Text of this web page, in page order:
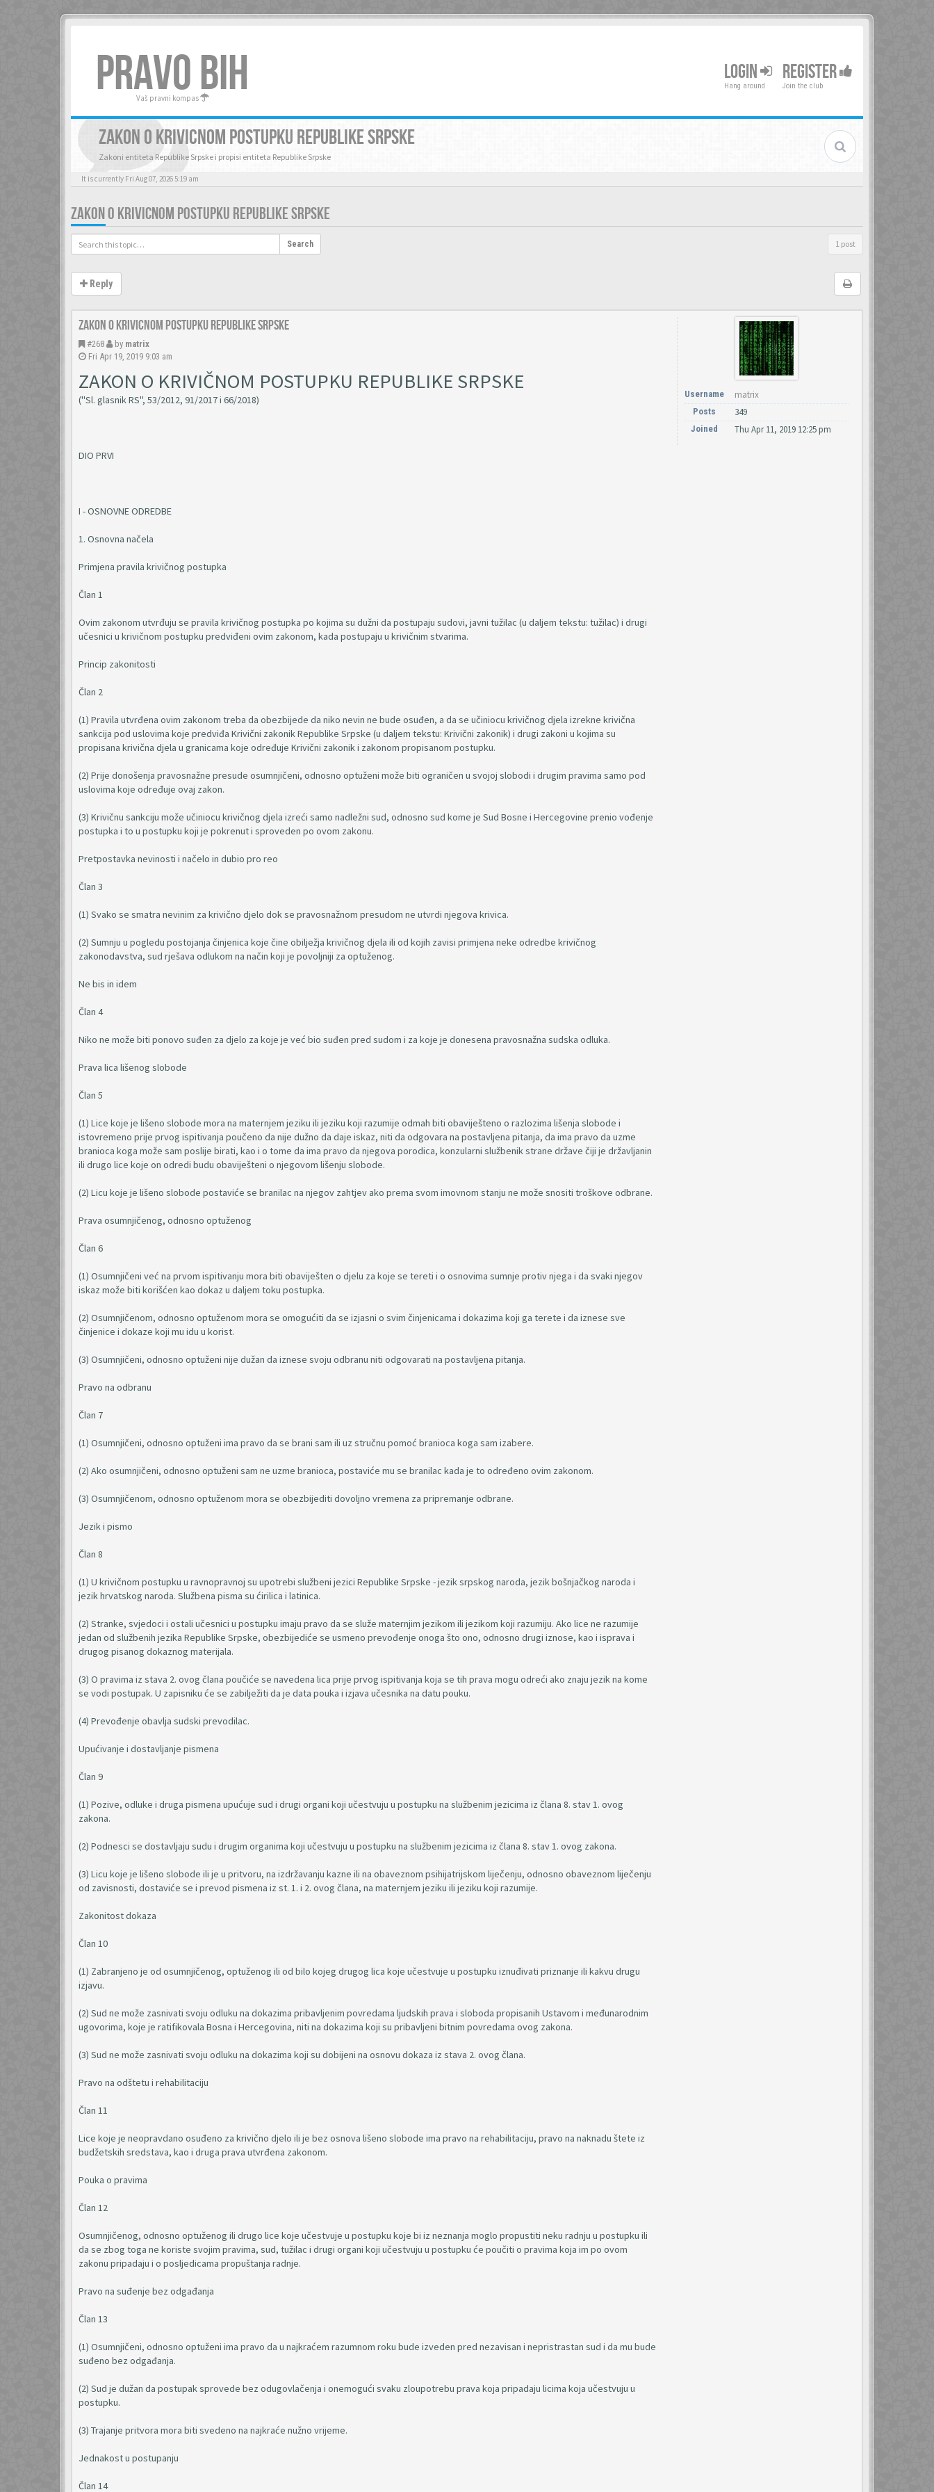
PRAVO BIH
Vaš pravni kompas
LOGIN
Hang around
REGISTER
Join the club
ZAKON O KRIVICNOM POSTUPKU REPUBLIKE SRPSKE
Zakoni entiteta Republike Srpske i propisi entiteta Republike Srpske
It is currently Fri Aug 07, 2026 5:19 am
ZAKON O KRIVICNOM POSTUPKU REPUBLIKE SRPSKE
Search 1 post
Reply
Zakon o krivicnom postupku Republike Srpske
#268 by matrix
Fri Apr 19, 2019 9:03 am
ZAKON O KRIVIČNOM POSTUPKU REPUBLIKE SRPSKE
("Sl. glasnik RS", 53/2012, 91/2017 i 66/2018)
DIO PRVI
I - OSNOVNE ODREDBE
1. Osnovna načela
Primjena pravila krivičnog postupka
Član 1
Ovim zakonom utvrđuju se pravila krivičnog postupka po kojima su dužni da postupaju sudovi, javni tužilac (u daljem tekstu: tužilac) i drugi
učesnici u krivičnom postupku predviđeni ovim zakonom, kada postupaju u krivičnim stvarima.
Princip zakonitosti
Član 2
(1) Pravila utvrđena ovim zakonom treba da obezbijede da niko nevin ne bude osuđen, a da se učiniocu krivičnog djela izrekne krivična
sankcija pod uslovima koje predviđa Krivični zakonik Republike Srpske (u daljem tekstu: Krivični zakonik) i drugi zakoni u kojima su
propisana krivična djela u granicama koje određuje Krivični zakonik i zakonom propisanom postupku.
(2) Prije donošenja pravosnažne presude osumnjičeni, odnosno optuženi može biti ograničen u svojoj slobodi i drugim pravima samo pod
uslovima koje određuje ovaj zakon.
(3) Krivičnu sankciju može učiniocu krivičnog djela izreći samo nadležni sud, odnosno sud kome je Sud Bosne i Hercegovine prenio vođenje
postupka i to u postupku koji je pokrenut i sproveden po ovom zakonu.
Pretpostavka nevinosti i načelo in dubio pro reo
Član 3
(1) Svako se smatra nevinim za krivično djelo dok se pravosnažnom presudom ne utvrdi njegova krivica.
(2) Sumnju u pogledu postojanja činjenica koje čine obilježja krivičnog djela ili od kojih zavisi primjena neke odredbe krivičnog
zakonodavstva, sud rješava odlukom na način koji je povoljniji za optuženog.
Ne bis in idem
Član 4
Niko ne može biti ponovo suđen za djelo za koje je već bio suđen pred sudom i za koje je donesena pravosnažna sudska odluka.
Prava lica lišenog slobode
Član 5
(1) Lice koje je lišeno slobode mora na maternjem jeziku ili jeziku koji razumije odmah biti obaviješteno o razlozima lišenja slobode i
istovremeno prije prvog ispitivanja poučeno da nije dužno da daje iskaz, niti da odgovara na postavljena pitanja, da ima pravo da uzme
branioca koga može sam poslije birati, kao i o tome da ima pravo da njegova porodica, konzularni službenik strane države čiji je državljanin
ili drugo lice koje on odredi budu obaviješteni o njegovom lišenju slobode.
(2) Licu koje je lišeno slobode postaviće se branilac na njegov zahtjev ako prema svom imovnom stanju ne može snositi troškove odbrane.
Prava osumnjičenog, odnosno optuženog
Član 6
(1) Osumnjičeni već na prvom ispitivanju mora biti obaviješten o djelu za koje se tereti i o osnovima sumnje protiv njega i da svaki njegov
iskaz može biti korišćen kao dokaz u daljem toku postupka.
(2) Osumnjičenom, odnosno optuženom mora se omogućiti da se izjasni o svim činjenicama i dokazima koji ga terete i da iznese sve
činjenice i dokaze koji mu idu u korist.
(3) Osumnjičeni, odnosno optuženi nije dužan da iznese svoju odbranu niti odgovarati na postavljena pitanja.
Pravo na odbranu
Član 7
(1) Osumnjičeni, odnosno optuženi ima pravo da se brani sam ili uz stručnu pomoć branioca koga sam izabere.
(2) Ako osumnjičeni, odnosno optuženi sam ne uzme branioca, postaviće mu se branilac kada je to određeno ovim zakonom.
(3) Osumnjičenom, odnosno optuženom mora se obezbijediti dovoljno vremena za pripremanje odbrane.
Jezik i pismo
Član 8
(1) U krivičnom postupku u ravnopravnoj su upotrebi službeni jezici Republike Srpske - jezik srpskog naroda, jezik bošnjačkog naroda i
jezik hrvatskog naroda. Službena pisma su ćirilica i latinica.
(2) Stranke, svjedoci i ostali učesnici u postupku imaju pravo da se služe maternjim jezikom ili jezikom koji razumiju. Ako lice ne razumije
jedan od službenih jezika Republike Srpske, obezbijediće se usmeno prevođenje onoga što ono, odnosno drugi iznose, kao i isprava i
drugog pisanog dokaznog materijala.
(3) O pravima iz stava 2. ovog člana poučiće se navedena lica prije prvog ispitivanja koja se tih prava mogu odreći ako znaju jezik na kome
se vodi postupak. U zapisniku će se zabilježiti da je data pouka i izjava učesnika na datu pouku.
(4) Prevođenje obavlja sudski prevodilac.
Upućivanje i dostavljanje pismena
Član 9
(1) Pozive, odluke i druga pismena upućuje sud i drugi organi koji učestvuju u postupku na službenim jezicima iz člana 8. stav 1. ovog
zakona.
(2) Podnesci se dostavljaju sudu i drugim organima koji učestvuju u postupku na službenim jezicima iz člana 8. stav 1. ovog zakona.
(3) Licu koje je lišeno slobode ili je u pritvoru, na izdržavanju kazne ili na obaveznom psihijatrijskom liječenju, odnosno obaveznom liječenju
od zavisnosti, dostaviće se i prevod pismena iz st. 1. i 2. ovog člana, na maternjem jeziku ili jeziku koji razumije.
Zakonitost dokaza
Član 10
(1) Zabranjeno je od osumnjičenog, optuženog ili od bilo kojeg drugog lica koje učestvuje u postupku iznuđivati priznanje ili kakvu drugu
izjavu.
(2) Sud ne može zasnivati svoju odluku na dokazima pribavljenim povredama ljudskih prava i sloboda propisanih Ustavom i međunarodnim
ugovorima, koje je ratifikovala Bosna i Hercegovina, niti na dokazima koji su pribavljeni bitnim povredama ovog zakona.
(3) Sud ne može zasnivati svoju odluku na dokazima koji su dobijeni na osnovu dokaza iz stava 2. ovog člana.
Pravo na odštetu i rehabilitaciju
Član 11
Lice koje je neopravdano osuđeno za krivično djelo ili je bez osnova lišeno slobode ima pravo na rehabilitaciju, pravo na naknadu štete iz
budžetskih sredstava, kao i druga prava utvrđena zakonom.
Pouka o pravima
Član 12
Osumnjičenog, odnosno optuženog ili drugo lice koje učestvuje u postupku koje bi iz neznanja moglo propustiti neku radnju u postupku ili
da se zbog toga ne koriste svojim pravima, sud, tužilac i drugi organi koji učestvuju u postupku će poučiti o pravima koja im po ovom
zakonu pripadaju i o posljedicama propuštanja radnje.
Pravo na suđenje bez odgađanja
Član 13
(1) Osumnjičeni, odnosno optuženi ima pravo da u najkraćem razumnom roku bude izveden pred nezavisan i nepristrastan sud i da mu bude
suđeno bez odgađanja.
(2) Sud je dužan da postupak sprovede bez odugovlačenja i onemogući svaku zloupotrebu prava koja pripadaju licima koja učestvuju u
postupku.
(3) Trajanje pritvora mora biti svedeno na najkraće nužno vrijeme.
Jednakost u postupanju
Član 14
Username matrix
Posts 349
Joined Thu Apr 11, 2019 12:25 pm